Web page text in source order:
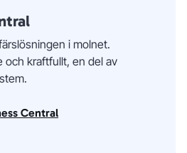
i molnet.
och kraftfullt, en del av
Central